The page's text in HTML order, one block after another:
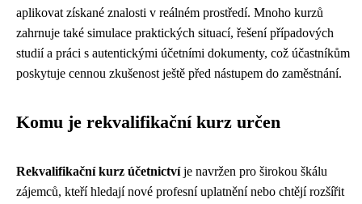
aplikovat získané znalosti v reálném prostředí. Mnoho kurzů
zahrnuje také simulace praktických situací, řešení případových
studií a práci s autentickými účetními dokumenty, což účastníkům
poskytuje cennou zkušenost ještě před nástupem do zaměstnání.
Komu je rekvalifikační kurz určen
Rekvalifikační kurz účetnictvíje navržen pro širokou škálu
zájemců, kteří hledají nové profesní uplatnění nebo chtějí rozšířit